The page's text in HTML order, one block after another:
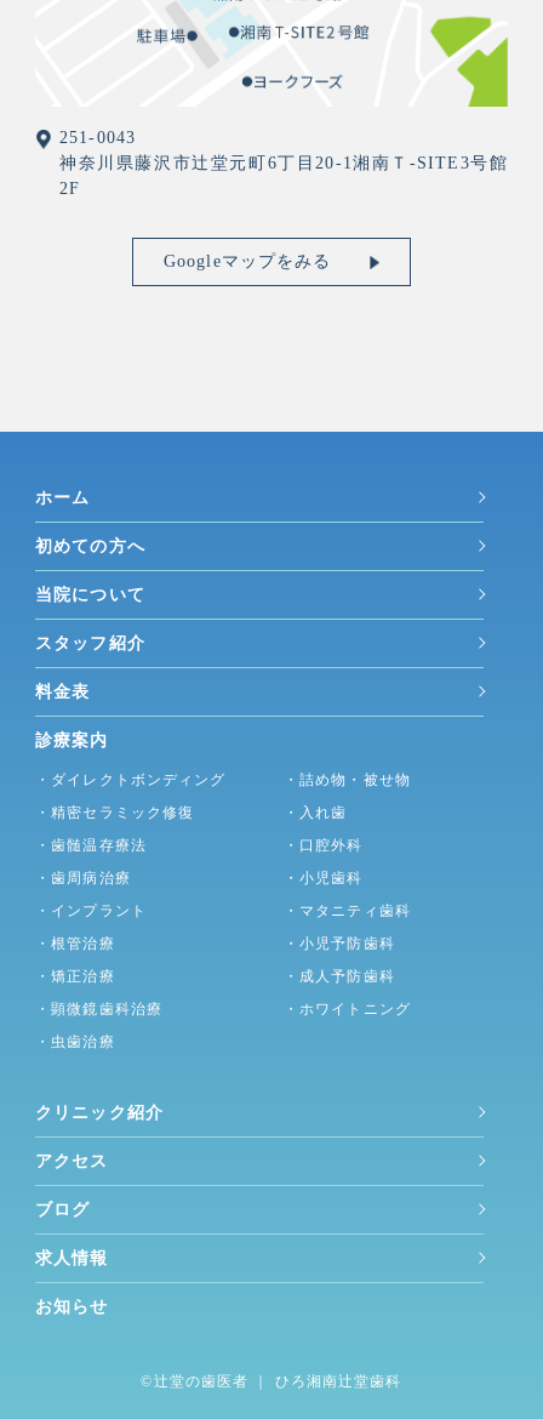
251-0043
神奈川県藤沢市辻堂元町6丁目20-1湘南Ｔ-SITE3号館
2F
Googleマップをみる
ホーム
初めての方へ
当院について
スタッフ紹介
料金表
診療案内
・ダイレクトボンディング
・精密セラミック修復
・歯髄温存療法
・歯周病治療
・インプラント
・根管治療
・矯正治療
・顕微鏡歯科治療
・虫歯治療
・詰め物・被せ物
・入れ歯
・口腔外科
・小児歯科
・マタニティ歯科
・小児予防歯科
・成人予防歯科
・ホワイトニング
クリニック紹介
アクセス
ブログ
求人情報
お知らせ
©︎辻堂の歯医者 ｜ ひろ湘南辻堂歯科